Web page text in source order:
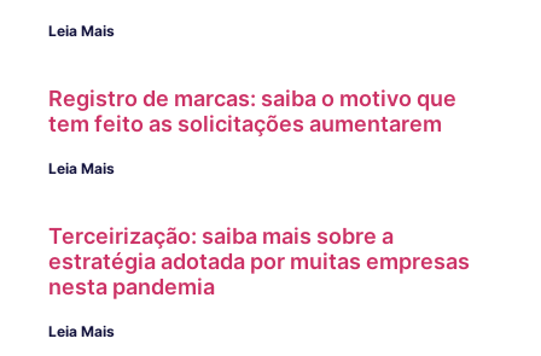
Leia Mais
Registro de marcas: saiba o motivo que
tem feito as solicitações aumentarem
Leia Mais
Terceirização: saiba mais sobre a
estratégia adotada por muitas empresas
nesta pandemia
Leia Mais